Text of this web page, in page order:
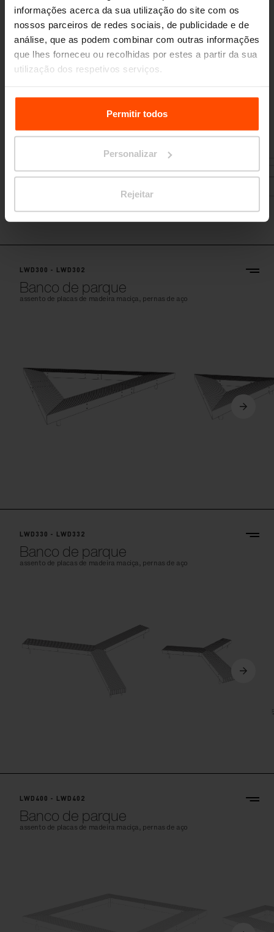
informações acerca da sua utilização do site com os
nossos parceiros de redes sociais, de publicidade e de
análise, que as podem combinar com outras informações
que lhes forneceu ou recolhidas por estes a partir da sua
utilização dos respetivos serviços.
Para mais informações, por favor visitePrinciples
Relating to the Processing Personal Data.
Permitir todos
Personalizar
Rejeitar
LWD200
Banco de parque
assento de placas de madeira maciça, pernas de aço
LWD300 - LWD302
Banco de parque
assento de placas de madeira maciça, pernas de aço
LWD330 - LWD332
Banco de parque
assento de placas de madeira maciça, pernas de aço
LWD400 - LWD402
Banco de parque
assento de placas de madeira maciça, pernas de aço